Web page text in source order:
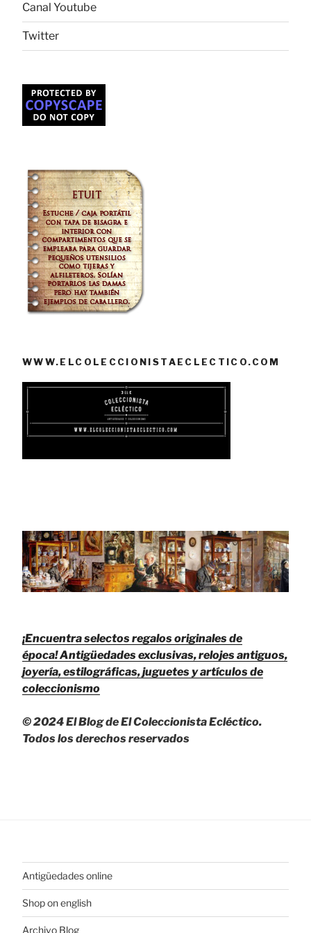
Canal Youtube
Twitter
WWW.ELCOLECCIONISTAECLECTICO.COM
¡Encuentra selectos regalos originales de
época!Antigüedades exclusivas, relojes antiguos,
joyería, estilográficas, juguetes y artículos de
coleccionismo
© 2024 El Blog de El Coleccionista Ecléctico.
Todos los derechos reservados
Antigüedades online
Shop on english
Archivo Blog